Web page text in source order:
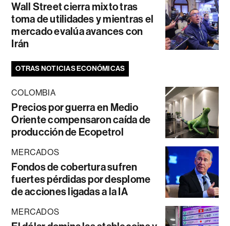
Wall Street cierra mixto tras
toma de utilidades y mientras el
mercado evalúa avances con
Irán
OTRAS NOTICIAS ECONÓMICAS
COLOMBIA
Precios por guerra en Medio
Oriente compensaron caída de
producción de Ecopetrol
MERCADOS
Fondos de cobertura sufren
fuertes pérdidas por desplome
de acciones ligadas a la IA
MERCADOS